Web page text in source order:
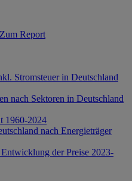
Zum Report
Stromsteuer in Deutschland
nach Sektoren in Deutschland
1960-2024
nach Energieträger
der Preise 2023-